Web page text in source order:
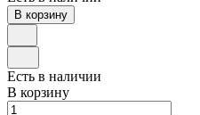
В корзину
Есть в наличии
В корзину